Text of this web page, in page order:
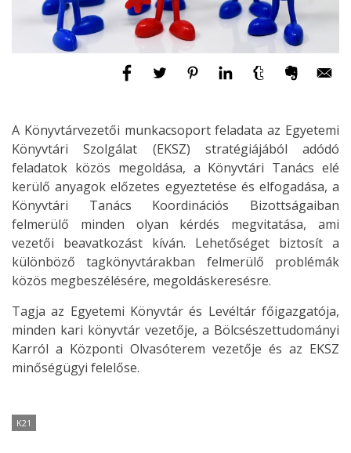
A Könyvtárvezetői munkacsoport feladata az Egyetemi
Könyvtári Szolgálat (EKSZ) stratégiájából adódó
feladatok közös megoldása, a Könyvtári Tanács elé
kerülő anyagok előzetes egyeztetése és elfogadása, a
Könyvtári Tanács Koordinációs Bizottságaiban
felmerülő minden olyan kérdés megvitatása, ami
vezetői beavatkozást kíván. Lehetőséget biztosít a
különböző tagkönyvtárakban felmerülő problémák
közös megbeszélésére, megoldáskeresésre.
Tagja az Egyetemi Könyvtár és Levéltár főigazgatója,
minden kari könyvtár vezetője, a Bölcsészettudományi
Karról a Központi Olvasóterem vezetője és az EKSZ
minőségügyi felelőse.
K21